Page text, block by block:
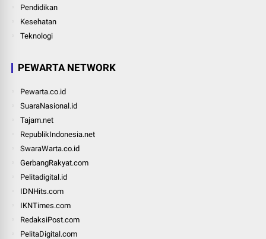
Pendidikan
Kesehatan
Teknologi
PEWARTA NETWORK
Pewarta.co.id
SuaraNasional.id
Tajam.net
RepublikIndonesia.net
SwaraWarta.co.id
GerbangRakyat.com
Pelitadigital.id
IDNHits.com
IKNTimes.com
RedaksiPost.com
PelitaDigital.com